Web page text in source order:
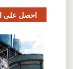
احصل على